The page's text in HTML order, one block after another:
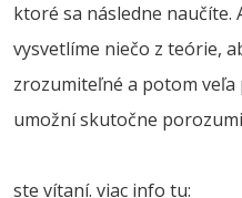
ktoré sa následne naučíte.
vysvetlíme niečo z teórie,
zrozumiteľné a potom veľa
umožní skutočne
ste vítaní. viac info tu: